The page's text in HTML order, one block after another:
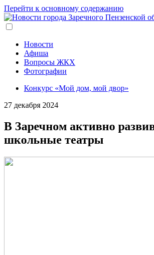
Перейти к основному содержанию
Новости
Афиша
Вопросы ЖКХ
Фотографии
Конкурс «Мой дом, мой двор»
27 декабря 2024
В Заречном активно
школьные театры